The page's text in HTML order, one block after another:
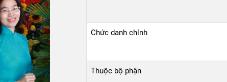
Chức danh chính
Thuộc bộ phận